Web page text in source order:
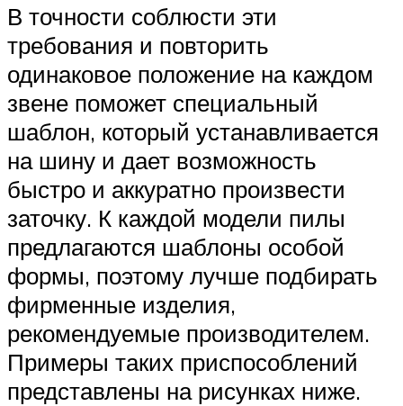
В точности соблюсти эти
требования и повторить
одинаковое положение на каждом
звене поможет специальный
шаблон, который устанавливается
на шину и дает возможность
быстро и аккуратно произвести
заточку. К каждой модели пилы
предлагаются шаблоны особой
формы, поэтому лучше подбирать
фирменные изделия,
рекомендуемые производителем.
Примеры таких приспособлений
представлены на рисунках ниже.